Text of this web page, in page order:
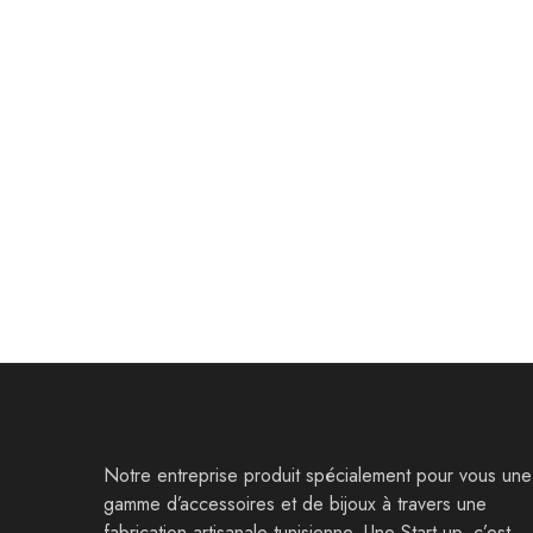
Notre entreprise produit spécialement pour vous une
gamme d’accessoires et de bijoux à travers une